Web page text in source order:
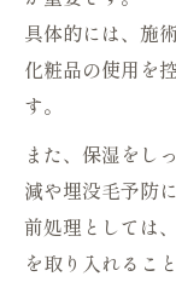
前処理や
シュガ
セルフ
毛の秘
パウダ
レビュ
具体的には、施
化粧品の使用を
す。
また、保湿をし
減や埋没毛予防
前処理としては
を取り入れるこ